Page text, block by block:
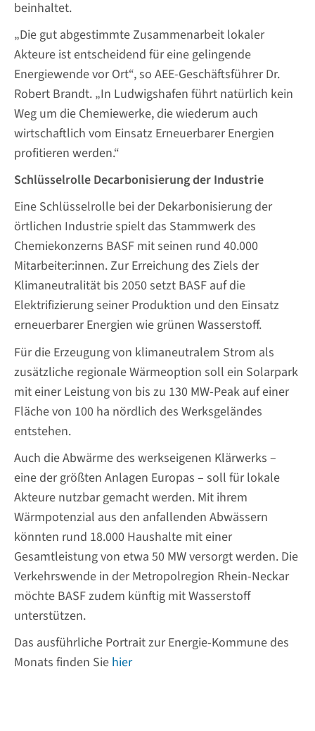
beinhaltet.
„Die gut abgestimmte Zusammenarbeit lokaler
Akteure ist entscheidend für eine gelingende
Energiewende vor Ort“, so AEE-Geschäftsführer Dr.
Robert Brandt. „In Ludwigshafen führt natürlich kein
Weg um die Chemiewerke, die wiederum auch
wirtschaftlich vom Einsatz Erneuerbarer Energien
profitieren werden.“
Schlüsselrolle Decarbonisierung der Industrie
Eine Schlüsselrolle bei der Dekarbonisierung der
örtlichen Industrie spielt das Stammwerk des
Chemiekonzerns BASF mit seinen rund 40.000
Mitarbeiter:innen. Zur Erreichung des Ziels der
Klimaneutralität bis 2050 setzt BASF auf die
Elektrifizierung seiner Produktion und den Einsatz
erneuerbarer Energien wie grünen Wasserstoff.
Für die Erzeugung von klimaneutralem Strom als
zusätzliche regionale Wärmeoption soll ein Solarpark
mit einer Leistung von bis zu 130 MW-Peak auf einer
Fläche von 100 ha nördlich des Werksgeländes
entstehen.
Auch die Abwärme des werkseigenen Klärwerks –
eine der größten Anlagen Europas – soll für lokale
Akteure nutzbar gemacht werden. Mit ihrem
Wärmpotenzial aus den anfallenden Abwässern
könnten rund 18.000 Haushalte mit einer
Gesamtleistung von etwa 50 MW versorgt werden. Die
Verkehrswende in der Metropolregion Rhein-Neckar
möchte BASF zudem künftig mit Wasserstoff
unterstützen.
Das ausführliche Portrait zur Energie-Kommune des
Monats finden Sie hier